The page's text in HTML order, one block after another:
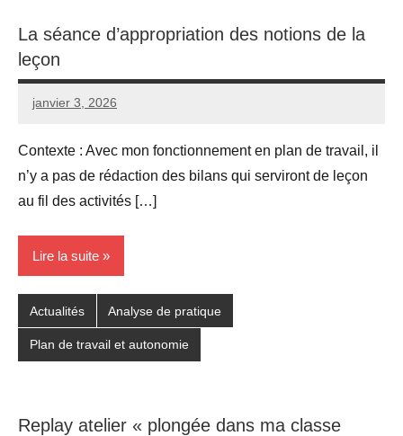
La séance d’appropriation des notions de la
leçon
janvier 3, 2026
Seg0_La_Vraie
1
Contexte : Avec mon fonctionnement en plan de travail, il
n’y a pas de rédaction des bilans qui serviront de leçon
au fil des activités […]
Lire la suite
Actualités Analyse de pratique
Plan de travail et autonomie
Replay atelier « plongée dans ma classe